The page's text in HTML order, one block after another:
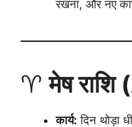
रखना, और नए
♈मेष
कार्य: दिन थोड़ा